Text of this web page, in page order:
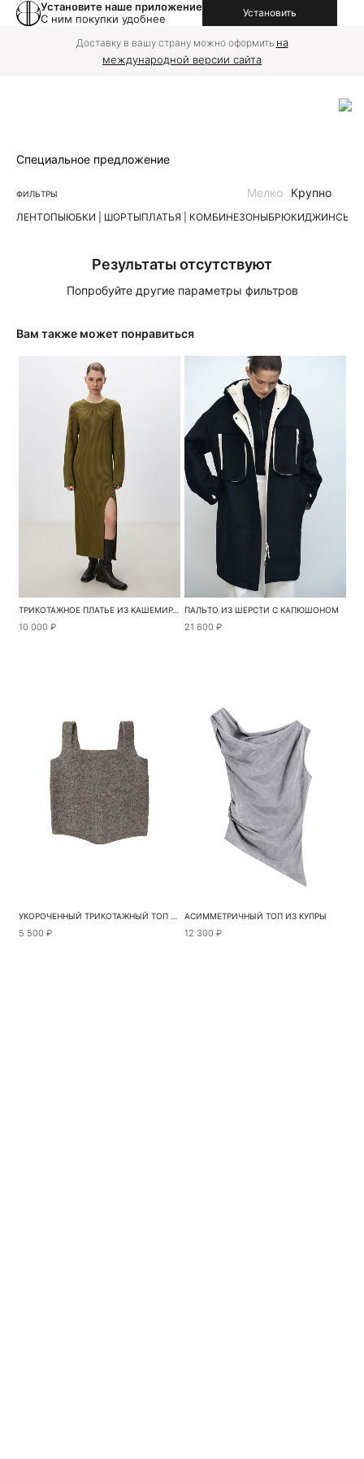
Установите наше приложение
С ним покупки удобнее
Установить
Доставку в вашу страну можно оформить на
международной версии сайта
Специальное предложение
ФИЛЬТРЫ
ЛЕНТОПЫЮБКИ | ШОРТЫПЛАТЬЯ | КОМБИНЕЗОНЫБРЮКИДЖИНСЫ
Мелко Крупно
Результаты отсутствуют
Попробуйте другие параметры фильтров
Вам также может понравиться
ТРИКОТАЖНОЕ ПЛАТЬЕ ИЗ КАШЕМИРА И ШЕРСТИ С РАЗРЕЗОМ
10 000 ₽
ПАЛЬТО ИЗ ШЕРСТИ С КАПЮШОНОМ
21 600 ₽
УКОРОЧЕННЫЙ ТРИКОТАЖНЫЙ ТОП НА БРЕТЕЛЯХ
5 500 ₽
АСИММЕТРИЧНЫЙ ТОП ИЗ КУПРЫ
12 300 ₽